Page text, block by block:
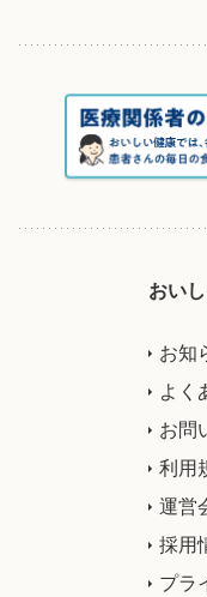
おい
お知
よく
お問
利用
運営
採用
プラ